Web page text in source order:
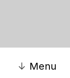
↓ Menu